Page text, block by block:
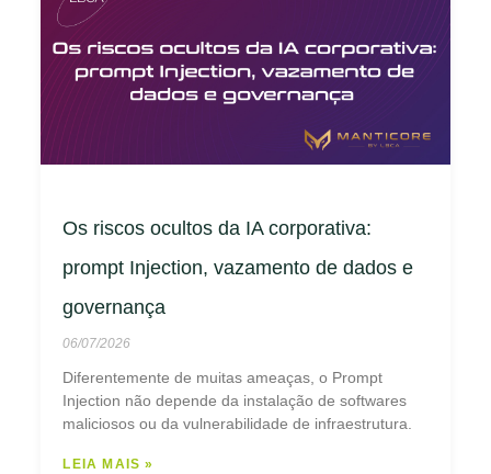
Os riscos ocultos da IA corporativa:
prompt Injection, vazamento de dados e
governança
06/07/2026
Diferentemente de muitas ameaças, o Prompt
Injection não depende da instalação de softwares
maliciosos ou da vulnerabilidade de infraestrutura.
LEIA MAIS »